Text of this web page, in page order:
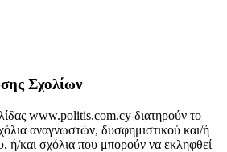
Σχολίων
www.politis.com.cy διατηρούν το
αναγνωστών, δυσφημιστικού και/ή
ή/και σχόλια που μπορούν να εκληφθεί